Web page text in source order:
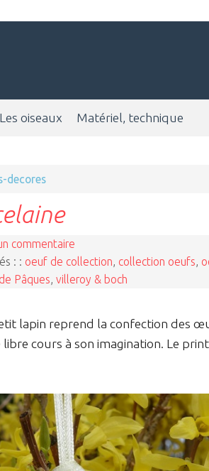
Les oiseaux Matériel, technique
decores
commentaire
: : oeuf de collection collection oeufs
Pâques villeroy & boch
lapin reprend la confection des
cours à son imagination. Le